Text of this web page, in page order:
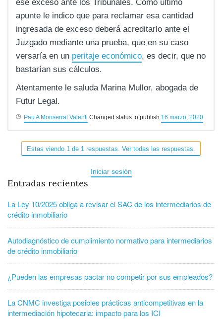
ese exceso ante los Tribunales. Como último
apunte le indico que para reclamar esa cantidad
ingresada de exceso deberá acreditarlo ante el
Juzgado mediante una prueba, que en su caso
versaría en un peritaje económico, es decir, que no
bastarían sus cálculos.
Atentamente le saluda Marina Mullor, abogada de
Futur Legal.
Pau A Monserrat Valenti Changed status to publish 16 marzo, 2020
Estas viendo 1 de 1 respuestas. Ver todas las respuestas.
Iniciar sesión
Entradas recientes
La Ley 10/2025 obliga a revisar el SAC de los intermediarios de
crédito inmobiliario
Autodiagnóstico de cumplimiento normativo para intermediarios
de crédito inmobiliario
¿Pueden las empresas pactar no competir por sus empleados?
La CNMC investiga posibles prácticas anticompetitivas en la
intermediación hipotecaria: impacto para los ICI